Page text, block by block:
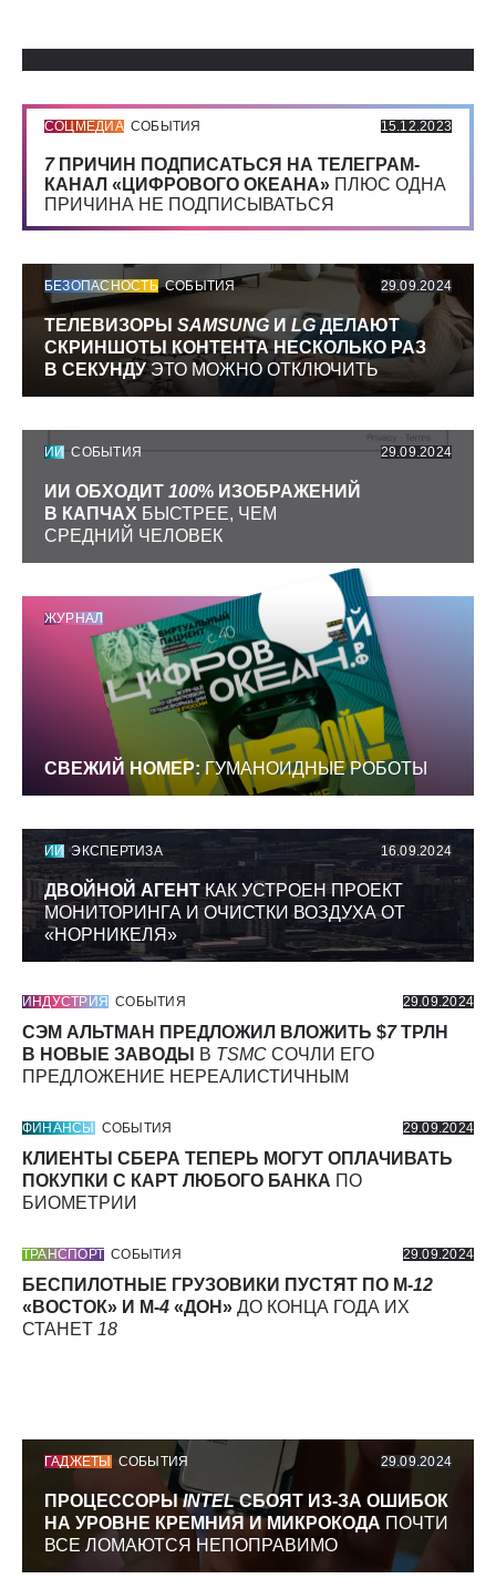
СОЦМЕДИА СОБЫТИЯ 15.12.2023
7 ПРИЧИН ПОДПИСАТЬСЯ НА ТЕЛЕГРАМ-
КАНАЛ «ЦИФРОВОГО ОКЕАНА» ПЛЮС ОДНА
ПРИЧИНА НЕ ПОДПИСЫВАТЬСЯ
БЕЗОПАСНОСТЬ СОБЫТИЯ 29.09.2024
ТЕЛЕВИЗОРЫ SAMSUNG И LGДЕЛАЮТ
СКРИНШОТЫ КОНТЕНТА НЕСКОЛЬКО РАЗ
В СЕКУНДУЭТО МОЖНО ОТКЛЮЧИТЬ
ИИ СОБЫТИЯ 29.09.2024
ИИ ОБХОДИТ 100% ИЗОБРАЖЕНИЙ
В КАПЧАХ БЫСТРЕЕ, ЧЕМ
СРЕДНИЙ ЧЕЛОВЕК
ЖУРНАЛ
СВЕЖИЙ НОМЕР: ГУМАНОИДНЫЕ РОБОТЫ
ИИ ЭКСПЕРТИЗА 16.09.2024
ДВОЙНОЙ АГЕНТКАК УСТРОЕН ПРОЕКТ
МОНИТОРИНГА И ОЧИСТКИ ВОЗДУХА ОТ
«НОРНИКЕЛЯ»
ИНДУСТРИЯ СОБЫТИЯ 29.09.2024
СЭМ АЛЬТМАН ПРЕДЛОЖИЛ ВЛОЖИТЬ $7ТРЛН
В НОВЫЕ ЗАВОДЫ
В TSMC СОЧЛИ ЕГО
ПРЕДЛОЖЕНИЕ НЕРЕАЛИСТИЧНЫМ
ФИНАНСЫ СОБЫТИЯ 29.09.2024
КЛИЕНТЫ СБЕРА ТЕПЕРЬ МОГУТ ОПЛАЧИВАТЬ
ПОКУПКИ С КАРТ ЛЮБОГО БАНКА ПО
БИОМЕТРИИ
ТРАНСПОРТ СОБЫТИЯ 29.09.2024
БЕСПИЛОТНЫЕ ГРУЗОВИКИ ПУСТЯТ ПО М-12
«ВОСТОК» И М-4 «ДОН» ДО КОНЦА ГОДА ИХ
СТАНЕТ 18
ГАДЖЕТЫ СОБЫТИЯ 29.09.2024
ПРОЦЕССОРЫINTELСБОЯТ ИЗ-ЗА ОШИБОК
НА УРОВНЕ КРЕМНИЯ И МИКРОКОДА ПОЧТИ
ВСЕ ЛОМАЮТСЯ НЕПОПРАВИМО